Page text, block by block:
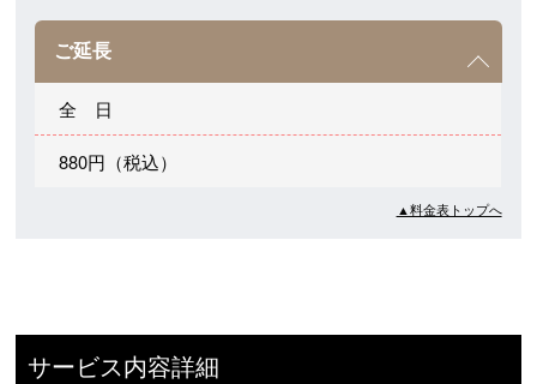
ご延長
全 日
880円（税込）
▲料金表トップへ
サービス内容詳細